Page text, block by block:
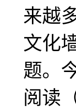
来越
文化
题。
阅读